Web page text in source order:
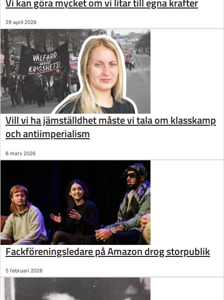
29 april 2026
Vill vi ha jämställdhet måste vi tala om klasskamp
och antiimperialism
6 mars 2026
Fackföreningsledare på Amazon drog storpublik
5 februari 2026